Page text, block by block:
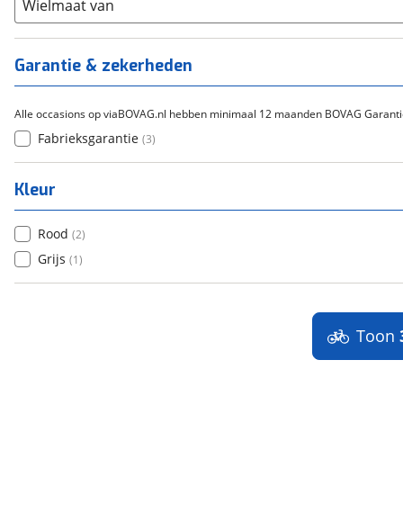
(0 )
Tica
Wielmaat van
Garantie & zekerheden
Alle occasions op viaBOVAG.nl hebben minimaal 12 maanden BOVAG
Fabrieksgarantie (3)
Kleur
Rood (2)
Grijs (1)
Toon